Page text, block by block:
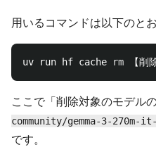
用いるコマンドは以下のとお
uv run hf cache rm
ここで「削除対象のモデル
community/gemma-3-
です。